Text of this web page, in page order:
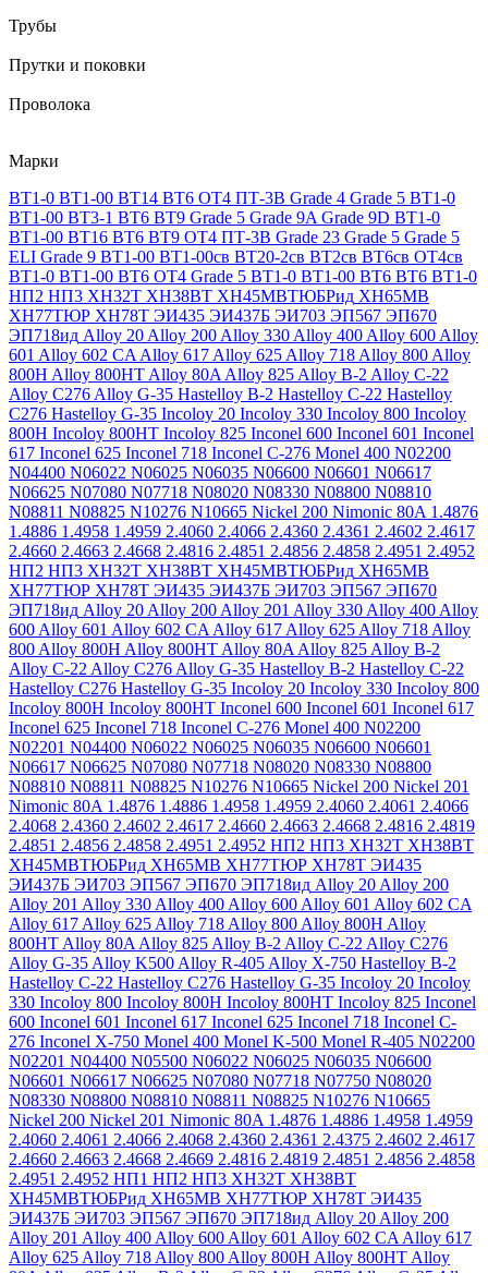
Трубы
Прутки и поковки
Проволока
Марки
ВТ1-0 ВТ1-00 ВТ14 ВТ6 ОТ4 ПТ-3В Grade 4 Grade 5 ВТ1-0
ВТ1-00 ВТ3-1 ВТ6 ВТ9 Grade 5 Grade 9A Grade 9D ВТ1-0
ВТ1-00 ВТ16 ВТ6 ВТ9 ОТ4 ПТ-3В Grade 23 Grade 5 Grade 5
ELI Grade 9 ВТ1-00 ВТ1-00св ВТ20-2св ВТ2св ВТ6св ОТ4св
ВТ1-0 ВТ1-00 ВТ6 ОТ4 Grade 5 ВТ1-0 ВТ1-00 ВТ6 ВТ6 ВТ1-0
НП2 НП3 ХН32Т ХН38ВТ ХН45МВТЮБРид ХН65МВ
ХН77ТЮР ХН78Т ЭИ435 ЭИ437Б ЭИ703 ЭП567 ЭП670
ЭП718ид Alloy 20 Alloy 200 Alloy 330 Alloy 400 Alloy 600 Alloy
601 Alloy 602 CA Alloy 617 Alloy 625 Alloy 718 Alloy 800 Alloy
800H Alloy 800HT Alloy 80A Alloy 825 Alloy B-2 Alloy C-22
Alloy C276 Alloy G-35 Hastelloy B-2 Hastelloy C-22 Hastelloy
C276 Hastelloy G-35 Incoloy 20 Incoloy 330 Incoloy 800 Incoloy
800H Incoloy 800HT Incoloy 825 Inconel 600 Inconel 601 Inconel
617 Inconel 625 Inconel 718 Inconel C-276 Monel 400 N02200
N04400 N06022 N06025 N06035 N06600 N06601 N06617
N06625 N07080 N07718 N08020 N08330 N08800 N08810
N08811 N08825 N10276 N10665 Nickel 200 Nimonic 80A 1.4876
1.4886 1.4958 1.4959 2.4060 2.4066 2.4360 2.4361 2.4602 2.4617
2.4660 2.4663 2.4668 2.4816 2.4851 2.4856 2.4858 2.4951 2.4952
НП2 НП3 ХН32Т ХН38ВТ ХН45МВТЮБРид ХН65МВ
ХН77ТЮР ХН78Т ЭИ435 ЭИ437Б ЭИ703 ЭП567 ЭП670
ЭП718ид Alloy 20 Alloy 200 Alloy 201 Alloy 330 Alloy 400 Alloy
600 Alloy 601 Alloy 602 CA Alloy 617 Alloy 625 Alloy 718 Alloy
800 Alloy 800H Alloy 800HT Alloy 80A Alloy 825 Alloy B-2
Alloy C-22 Alloy C276 Alloy G-35 Hastelloy B-2 Hastelloy C-22
Hastelloy C276 Hastelloy G-35 Incoloy 20 Incoloy 330 Incoloy 800
Incoloy 800H Incoloy 800HT Inconel 600 Inconel 601 Inconel 617
Inconel 625 Inconel 718 Inconel C-276 Monel 400 N02200
N02201 N04400 N06022 N06025 N06035 N06600 N06601
N06617 N06625 N07080 N07718 N08020 N08330 N08800
N08810 N08811 N08825 N10276 N10665 Nickel 200 Nickel 201
Nimonic 80A 1.4876 1.4886 1.4958 1.4959 2.4060 2.4061 2.4066
2.4068 2.4360 2.4602 2.4617 2.4660 2.4663 2.4668 2.4816 2.4819
2.4851 2.4856 2.4858 2.4951 2.4952 НП2 НП3 ХН32Т ХН38ВТ
ХН45МВТЮБРид ХН65МВ ХН77ТЮР ХН78Т ЭИ435
ЭИ437Б ЭИ703 ЭП567 ЭП670 ЭП718ид Alloy 20 Alloy 200
Alloy 201 Alloy 330 Alloy 400 Alloy 600 Alloy 601 Alloy 602 CA
Alloy 617 Alloy 625 Alloy 718 Alloy 800 Alloy 800H Alloy
800HT Alloy 80A Alloy 825 Alloy B-2 Alloy C-22 Alloy C276
Alloy G-35 Alloy K500 Alloy R-405 Alloy X-750 Hastelloy B-2
Hastelloy C-22 Hastelloy C276 Hastelloy G-35 Incoloy 20 Incoloy
330 Incoloy 800 Incoloy 800H Incoloy 800HT Incoloy 825 Inconel
600 Inconel 601 Inconel 617 Inconel 625 Inconel 718 Inconel C-
276 Inconel X-750 Monel 400 Monel K-500 Monel R-405 N02200
N02201 N04400 N05500 N06022 N06025 N06035 N06600
N06601 N06617 N06625 N07080 N07718 N07750 N08020
N08330 N08800 N08810 N08811 N08825 N10276 N10665
Nickel 200 Nickel 201 Nimonic 80A 1.4876 1.4886 1.4958 1.4959
2.4060 2.4061 2.4066 2.4068 2.4360 2.4361 2.4375 2.4602 2.4617
2.4660 2.4663 2.4668 2.4669 2.4816 2.4819 2.4851 2.4856 2.4858
2.4951 2.4952 НП1 НП2 НП3 ХН32Т ХН38ВТ
ХН45МВТЮБРид ХН65МВ ХН77ТЮР ХН78Т ЭИ435
ЭИ437Б ЭИ703 ЭП567 ЭП670 ЭП718ид Alloy 20 Alloy 200
Alloy 201 Alloy 400 Alloy 600 Alloy 601 Alloy 602 CA Alloy 617
Alloy 625 Alloy 718 Alloy 800 Alloy 800H Alloy 800HT Alloy